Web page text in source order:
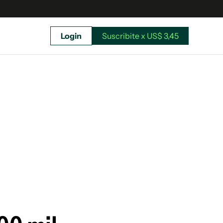
Suscribite x US$ 3,45
Login Suscribite x US$ 3,45